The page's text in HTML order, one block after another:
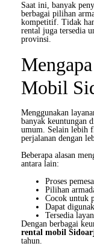
Saat ini, banyak
berbagai pilihan
kompetitif. Tidak
rental juga tersedia
provinsi.
Mobil
Menggunakan
banyak keuntungan
umum. Selain lebih
perjalanan dengan
Beberapa alasan
antara lain:
Proses
Pilihan
Cocok untuk
Dapat
Tersedia
Dengan berbagai
rental mobil
tahun.